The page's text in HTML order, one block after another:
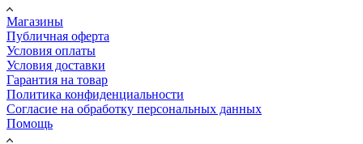
Магазины
Публичная оферта
Условия оплаты
Условия доставки
Гарантия на товар
Политика конфиденциальности
Согласие на обработку персональных данных
Помощь